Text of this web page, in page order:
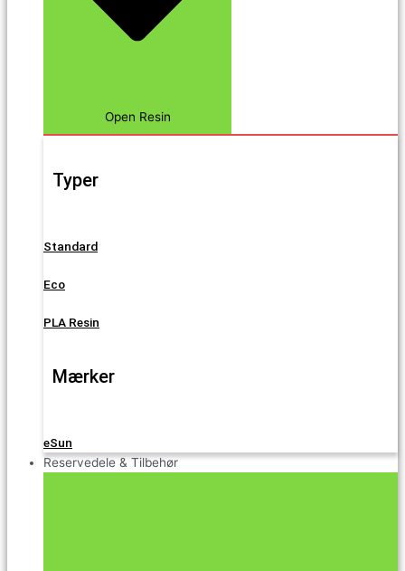
Open Resin
Typer
Standard
Eco
PLA Resin
Mærker
eSun
Reservedele & Tilbehør